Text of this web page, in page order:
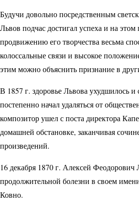
Будучи довольно посредственным
Львов подчас достигал успеха и на
продвижению его творчества весьма
колоссальные связи и высокое
этим можно объяснить признание в
В 1857 г. здоровье Львова ухудшилось и
постепенно начал удаляться от
композитор ушел с поста директора
домашней обстановке, заканчивая
произведений.
16 декабря 1870 г. Алексей Феодорович
продолжительной болезни в своем
Ковно.